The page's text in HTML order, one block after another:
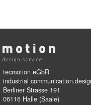
tecmotion eGbR
industrial
Berliner Strasse 191
06116 Halle (Saale)